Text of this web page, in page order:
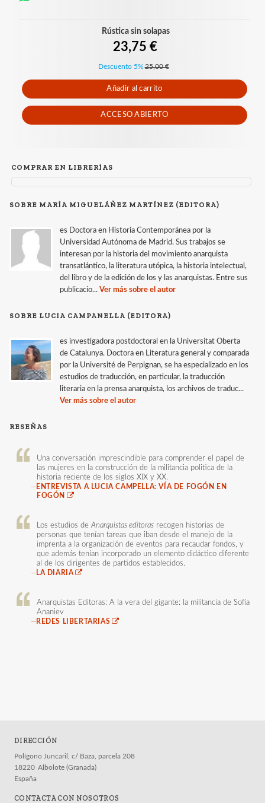
Rústica sin solapas
23,75 €
Descuento 5% 25,00 €
Añadir al carrito
ACCESO ABIERTO
COMPRAR EN LIBRERÍAS
SOBRE MARÍA MIGUELÁÑEZ MARTÍNEZ (EDITORA)
es Doctora en Historia Contemporánea por la
Universidad Autónoma de Madrid. Sus trabajos se
interesan por la historia del movimiento anarquista
transatlántico, la literatura utópica, la historia intelectual,
del libro y de la edición de los y las anarquistas. Entre sus
publicacio... Ver más sobre el autor
SOBRE LUCIA CAMPANELLA (EDITORA)
es investigadora postdoctoral en la Universitat Oberta
de Catalunya. Doctora en Literatura general y comparada
por la Université de Perpignan, se ha especializado en los
estudios de traducción, en particular, la traducción
literaria en la prensa anarquista, los archivos de traduc...
Ver más sobre el autor
RESEÑAS
Una conversación imprescindible para comprender el papel de
las mujeres en la construcción de la militancia politica de la
historia reciente de los siglos XIX y XX.
—ENTREVISTA A LUCIA CAMPELLA: VÍA DE FOGÓN EN
FOGÓN
Los estudios deAnarquistas editoras recogen historias de
personas que tenían tareas que iban desde el manejo de la
imprenta a la organización de eventos para recaudar fondos, y
que además tenían incorporado un elemento didáctico diferente
al de los dirigentes de partidos establecidos.
—LA DIARIA
Anarquistas Editoras: A la vera del gigante: la militancia de Sofía
Ananiev
—REDES LIBERTARIAS
DIRECCIÓN
Polígono Juncaril, c/ Baza, parcela 208
18220 Albolote (Granada)
España
CONTACTA CON NOSOTROS